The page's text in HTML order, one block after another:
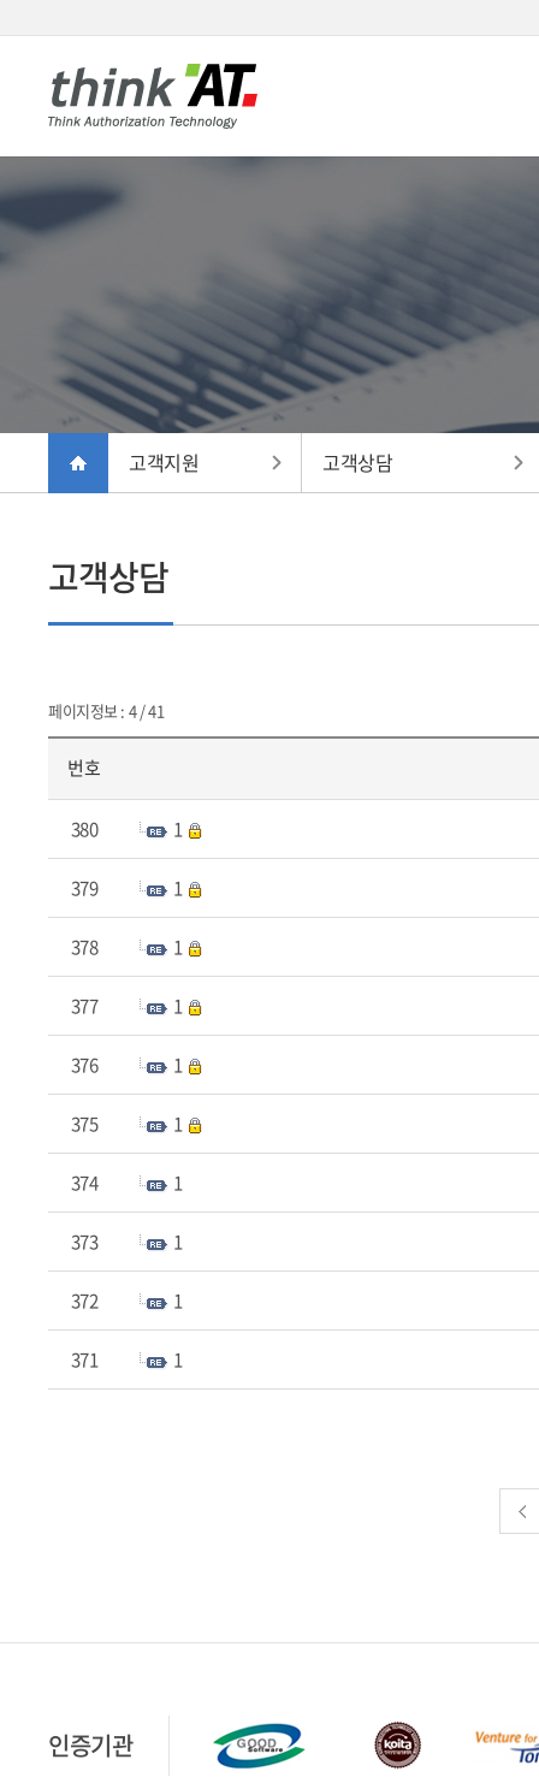
고객지원 고객상담
고객상담
페이지정보 : 4 / 41
번호
380 1
379 1
378 1
377 1
376 1
375 1
374 1
373 1
372 1
371 1
인증기관